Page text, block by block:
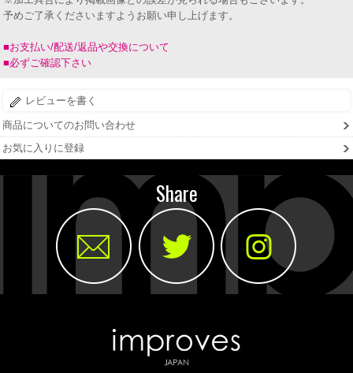
予めご了承くださいますようお願い申し上げます。
■お支払い/配送/返品や交換について
■必ずご確認下さい
レビューを書く
商品についてのお問い合わせ
お気に入りに登録
Share